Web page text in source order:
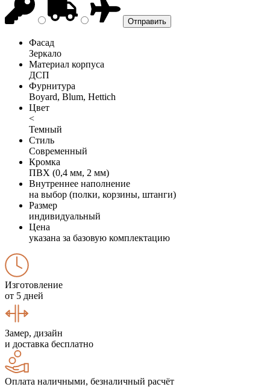
Фасад
Зеркало
Материал корпуса
ДСП
Фурнитура
Boyard, Blum, Hettich
Цвет
<
Темный
Стиль
Современный
Кромка
ПВХ (0,4 мм, 2 мм)
Внутреннее наполнение
на выбор (полки, корзины, штанги)
Размер
индивидуальный
Цена
указана за базовую комплектацию
Изготовление
от 5 дней
Замер, дизайн
и доставка бесплатно
Оплата наличными, безналичный расчёт